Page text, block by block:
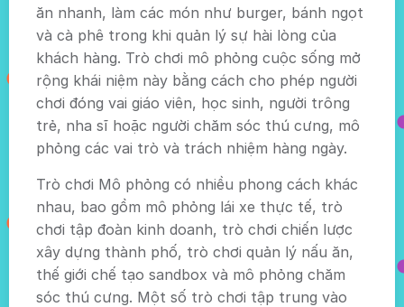
ăn nhanh, làm các món như burger, bánh ngọt
và cà phê trong khi quản lý sự hài lòng của
khách hàng. Trò chơi mô phỏng cuộc sống mở
rộng khái niệm này bằng cách cho phép người
chơi đóng vai giáo viên, học sinh, người trông
trẻ, nha sĩ hoặc người chăm sóc thú cưng, mô
phỏng các vai trò và trách nhiệm hàng ngày.
Trò chơi Mô phỏng có nhiều phong cách khác
nhau, bao gồm mô phỏng lái xe thực tế, trò
chơi tập đoàn kinh doanh, trò chơi chiến lược
xây dựng thành phố, trò chơi quản lý nấu ăn,
thế giới chế tạo sandbox và mô phỏng chăm
sóc thú cưng. Một số trò chơi tập trung vào